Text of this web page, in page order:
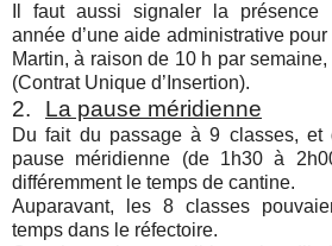
Il faut aussi signaler la présence
année d’une aide administrative
Martin, à raison de 10 h par semaine,
(Contrat Unique d’Insertion).
2. La pause méridienne
Du fait du passage à 9 classes, et
pause méridienne (de 1h30 à
différemment le temps de cantine.
Auparavant, les 8 classes
temps dans le réfectoire.